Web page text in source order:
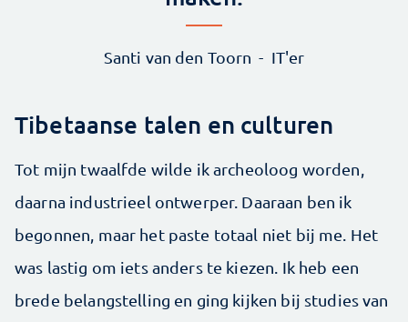
Santi van den Toorn IT'er
Tibetaanse talen en culturen
Tot mijn twaalfde wilde ik archeoloog worden,
daarna industrieel ontwerper. Daaraan ben ik
begonnen, maar het paste totaal niet bij me. Het
was lastig om iets anders te kiezen. Ik heb een
brede belangstelling en ging kijken bij studies van